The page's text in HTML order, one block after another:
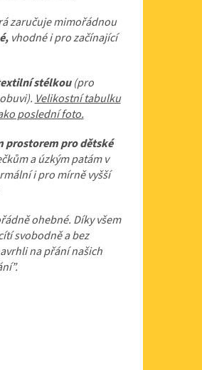
zaručuje mimořádnou
vhodné i pro začínající
stélkou(pro
Velikostní tabulku
poslední foto.
prostorem pro dětské
a úzkým patám v
i pro mírně vyšší
ohebné. Díky všem
svobodně a bez
na přání našich